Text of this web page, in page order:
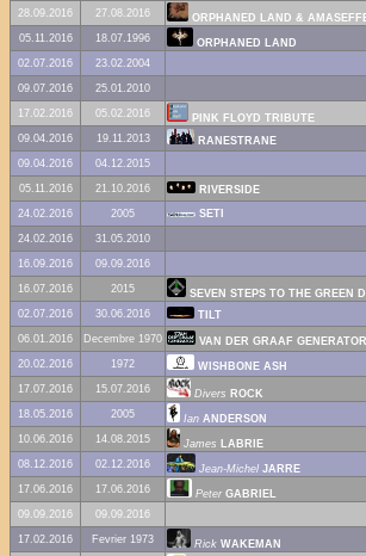
28.09.2016
27.08.2016 ORPHANED LAND &
05.11.2016
18.07.1996 ORPHANED LAND
02.07.2016
23.02.2004
09.07.2016
25.01.2010
17.02.2016
05.02.2016 PINK FLOYD TRIBUTE
09.04.2016
19.11.2013 RANESTRANE
09.04.2016
04.12.2015
05.11.2016
21.10.2016 RIVERSIDE
24.02.2016
2005 SETI
24.02.2016
31.05.2010
16.09.2016
09.09.2016
16.07.2016
2015 SEVEN STEPS TO THE GREEN
02.07.2016
30.06.2016 TILT
06.01.2016
Decembre 1970 VAN DER GRAAF GENERATOR
20.02.2016
1972 WISHBONE ASH
17.07.2016
15.07.2016 Divers ROCK
18.05.2016
2005 Ian ANDERSON
10.06.2016
14.08.2015 James LABRIE
08.12.2016
02.12.2016 Jean-Michel JARRE
17.06.2016
17.06.2016 Peter GABRIEL
09.09.2016
09.09.2016
17.02.2016
Fevrier 1973 Rick WAKEMAN